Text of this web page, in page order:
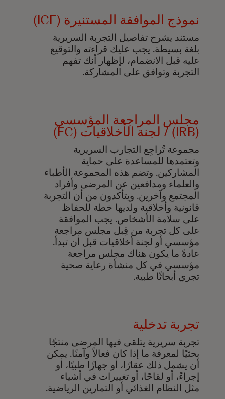
نموذج الموافقة المستنيرة (ICF)
مستند يشرح تفاصيل التجربة السريرية
بلغة بسيطة. يجب عليك قراءته والتوقيع
عليه قبل الانضمام، لإظهار أنك تفهم
التجربة وتوافق على المشاركة.
مجلس المراجعة المؤسسي
(IRB) / لجنة الأخلاقيات (EC)
مجموعة تُراجِع التجارب السريرية
وتعتمدها للمساعدة على حماية
المشاركين. وتضم هذه المجموعة الأطباء
والعلماء ومدافعين عن المرضى وأفراد
المجتمع وآخرين. ويتأكدون من أن التجربة
قانونية وأخلاقية ولديها خطة للحفاظ
على سلامة الأشخاص. يجب الموافقة
على كل تجربة من قِبل مجلس مراجعة
مؤسسي أو لجنة أخلاقيات قبل أن تبدأ.
عادةً ما يكون هناك مجلس مراجعة
مؤسسي في كل منشأة رعاية صحية
تجري أبحاثًا طبية.
تجربة تدخلية
تجربة سريرية يتلقى فيها المرضى منتجًا
بحثيًا لمعرفة ما إذا كان فعالاً وآمنًا. يمكن
أن يشمل ذلك عقارًا، أو جهازًا طبيًا، أو
إجراءً، أو لقاحًا، أو تغييرات في أشياء
مثل النظام الغذائي أو التمارين الرياضية.